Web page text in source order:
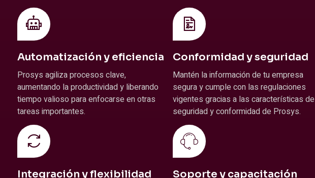
Automatización y eficiencia
Prosys agiliza procesos clave,
aumentando la productividad y liberando
tiempo valioso para enfocarse en otras
tareas importantes.
Conformidad y seguridad
Mantén la información de tu empresa
segura y cumple con las regulaciones
vigentes gracias a las características de
seguridad y conformidad de Prosys.
Integración y flexibilidad Soporte y capacitación